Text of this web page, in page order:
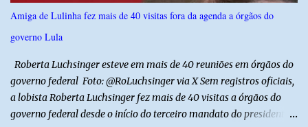
campanha, o líder religioso afirmou que levará sua orientação às
lideranças da Assembleia de Deus no Rio Grande do Norte. A
Assembleia de Deus possui uma das maiores estruturas religiosas
Amiga de Lulinha fez mais de 40 visitas fora da agenda a órgãos do
governo Lula
Roberta Luchsinger esteve em mais de 40 reuniões em órgãos do
governo federal Foto: @RoLuchsinger via X Sem registros oficiais,
a lobista Roberta Luchsinger fez mais de 40 visitas a órgãos do
governo federal desde o início do terceiro mandato do presidente